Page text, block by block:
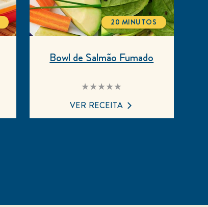
Nenhuma
enviada
para
este
Bowl de Salmão Fumado
TOTALTIME
20 MINUTOS
VER RECEITA